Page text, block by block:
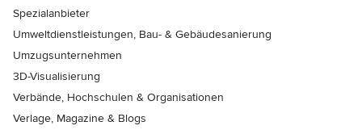
Spezialanbieter
Umweltdienstleistungen, Bau- & Gebäudesanierung
Umzugsunternehmen
3D-Visualisierung
Verbände, Hochschulen & Organisationen
Verlage, Magazine & Blogs